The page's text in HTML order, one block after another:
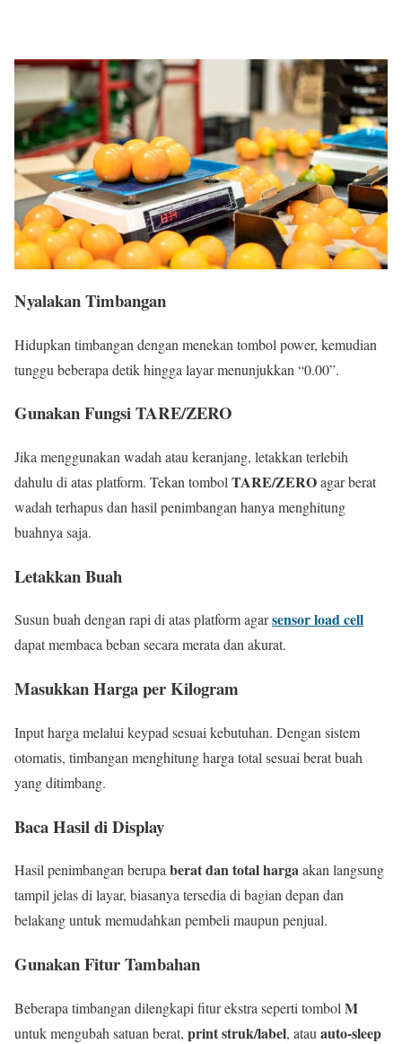
Nyalakan Timbangan
Hidupkan timbangan dengan menekan tombol power, kemudian
tunggu beberapa detik hingga layar menunjukkan “0.00”.
Gunakan Fungsi TARE/ZERO
Jika menggunakan wadah atau keranjang, letakkan terlebih
dahulu di atas platform. Tekan tombol TARE/ZEROagar berat
wadah terhapus dan hasil penimbangan hanya menghitung
buahnya saja.
Letakkan Buah
Susun buah dengan rapi di atas platform agarsensor load cell
dapat membaca beban secara merata dan akurat.
Masukkan Harga per Kilogram
Input harga melalui keypad sesuai kebutuhan. Dengan sistem
otomatis, timbangan menghitung harga total sesuai berat buah
yang ditimbang.
Baca Hasil di Display
Hasil penimbangan berupaberat dan total hargaakan langsung
tampil jelas di layar, biasanya tersedia di bagian depan dan
belakang untuk memudahkan pembeli maupun penjual.
Gunakan Fitur Tambahan
Beberapa timbangan dilengkapi fitur ekstra seperti tombol M
untuk mengubah satuan berat, print struk/label, atau auto-sleep